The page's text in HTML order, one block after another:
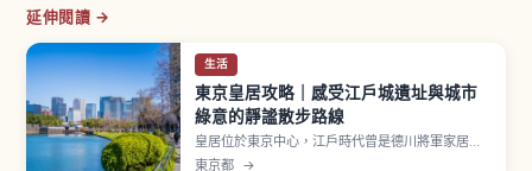
延伸閱讀 →
生活
東京皇居攻略｜感受江戶城遺址與城市
綠意的靜謐散步路線
皇居位於東京中心，江戶時代曾是德川將軍家居城
「江戶城」，明治維新後於1869年（明治2年）成
東京都 →